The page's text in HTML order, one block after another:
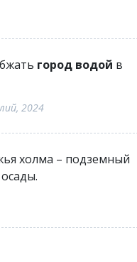
город водой в
2024
холма – подземный